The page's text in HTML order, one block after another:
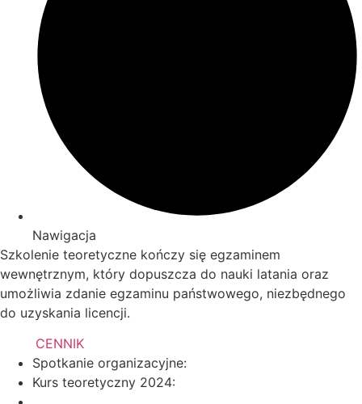
Nawigacja
Szkolenie teoretyczne kończy się egzaminem
wewnętrznym, który dopuszcza do nauki latania oraz
umożliwia zdanie egzaminu państwowego, niezbędnego
do uzyskania licencji.
CENNIK
Spotkanie organizacyjne:
Kurs teoretyczny 2024: